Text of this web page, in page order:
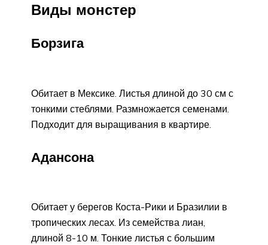
Виды монстер
Борзига
Обитает в Мексике. Листья длиной до 30 см с
тонкими стеблями. Размножается семенами.
Подходит для выращивания в квартире.
Адансона
Обитает у берегов Коста-Рики и Бразилии в
тропических лесах. Из семейства лиан,
длиной 8-10 м. Тонкие листья с большим